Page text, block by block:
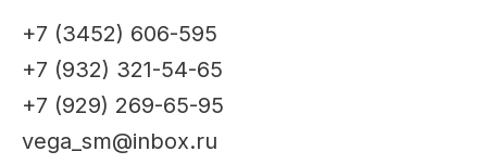
+7 (3452) 606-595
+7 (932) 321-54-65
+7 (929) 269-65-95
vega_sm@inbox.ru